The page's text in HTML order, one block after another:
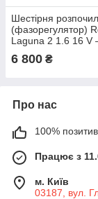
Шестірня
(фазорегулятор)
Laguna 2 1.6 16
7701478505
6 800 ₴
Про нас
100%
Працює з
м. Київ
03187, вул.